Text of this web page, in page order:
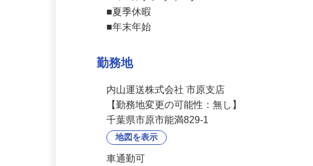
■土曜日（月1回）
■ゴールデンウィーク
■年末年始
勤務地
内山運送株式会社 市原支店
【勤務地変更の可能性：無し】